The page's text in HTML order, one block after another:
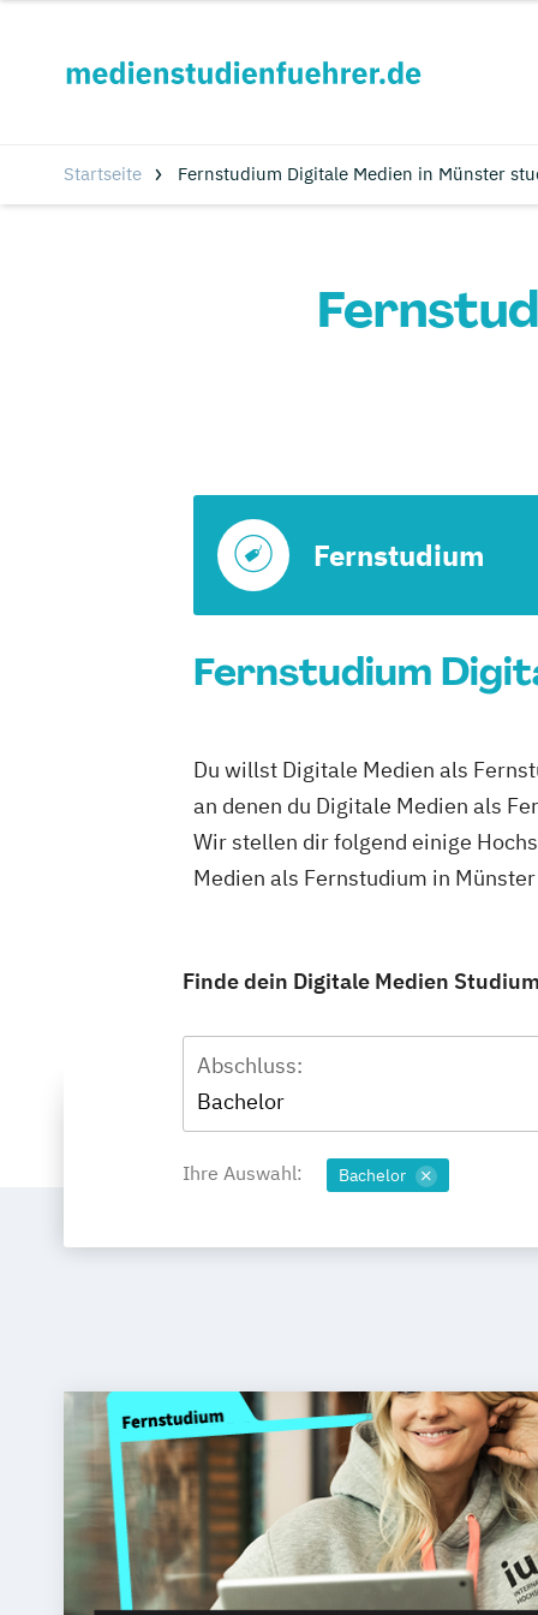
Startseite Fernstudium Digitale Medien in Münster
Fernstudium
Fernstudium
Du willst Digitale Medien als
an denen du Digitale Medien als
Wir stellen dir folgend einige
Medien als Fernstudium in
Finde dein Digitale Medien
Abschluss:
Bachelor
Ihre Auswahl: Bachelor